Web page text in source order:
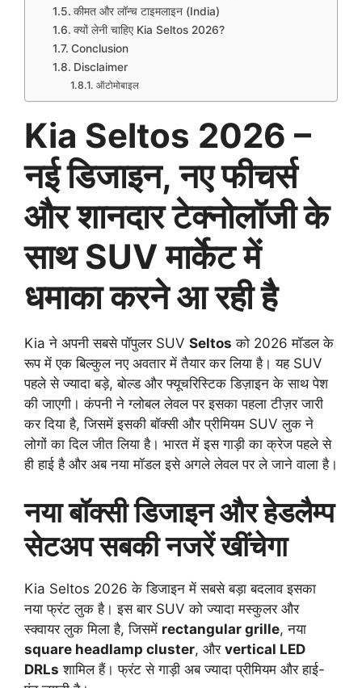
कीमत और लॉन्च टाइमलाइन (India)
क्यों लेनी चाहिए Kia Seltos 2026?
Conclusion
Disclaimer
ऑटोमोबाइल
Kia Seltos 2026 –
नई डिजाइन, नए फीचर्स
और शानदार टेक्नोलॉजी के
साथ SUV मार्केट में
धमाका करने आ रही है
Kia ने अपनी सबसे पॉपुलर SUV Seltos को 2026 मॉडल के
रूप में एक बिल्कुल नए अवतार में तैयार कर लिया है। यह SUV
पहले से ज्यादा बड़े, बोल्ड और फ्यूचरिस्टिक डिज़ाइन के साथ पेश
की जाएगी। कंपनी ने ग्लोबल लेवल पर इसका पहला टीज़र जारी
कर दिया है, जिसमें इसकी बॉक्सी और प्रीमियम SUV लुक ने
लोगों का दिल जीत लिया है। भारत में इस गाड़ी का क्रेज पहले से
ही हाई है और अब नया मॉडल इसे अगले लेवल पर ले जाने वाला है।
नया बॉक्सी डिजाइन और हेडलैम्प
सेटअप सबकी नजरें खींचेगा
Kia Seltos 2026 के डिजाइन में सबसे बड़ा बदलाव इसका
नया फ्रंट लुक है। इस बार SUV को ज्यादा मस्कुलर और
स्क्वायर लुक मिला है, जिसमें rectangular grille, नया
square headlamp cluster, और vertical LED
DRLs शामिल हैं। फ्रंट से गाड़ी अब ज्यादा प्रीमियम और हाई-